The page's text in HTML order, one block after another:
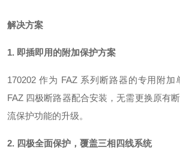
解决方案
1. 即插即用的附加保护方案
170202 作为 FAZ 系列断路器的专用附
FAZ 四极断路器配合安装，无需更换原有
流保护功能的升级。
2. 四极全面保护，覆盖三相四线系统